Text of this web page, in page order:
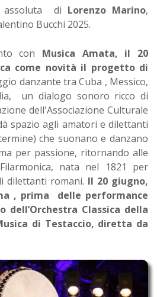
assoluta di Lorenzo Marino,
Bucchi 2025.
con Musica Amata, il 20
come novità il progetto di
danzante tra Cuba , Messico,
un dialogo sonoro ricco di
dell'Associazione Culturale
spazio agli amatori e dilettanti
che suonano e danzano
per passione, ritornando alle
Filarmonica, nata nel 1821 per
dilettanti romani. Il 20 giugno,
, prima delle performance
Classica della
di Testaccio, diretta da